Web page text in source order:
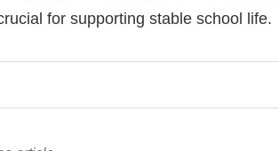
for supporting stable school life.